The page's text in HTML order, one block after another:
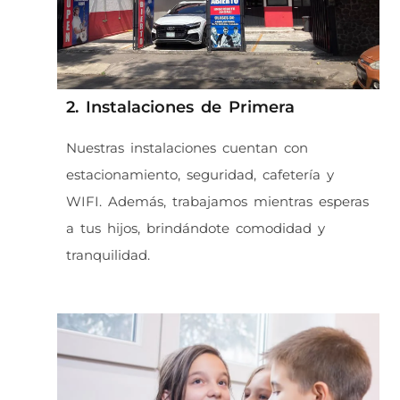
2. Instalaciones de Primera
Nuestras instalaciones cuentan con
estacionamiento, seguridad, cafetería y
WIFI. Además, trabajamos mientras esperas
a tus hijos, brindándote comodidad y
tranquilidad.